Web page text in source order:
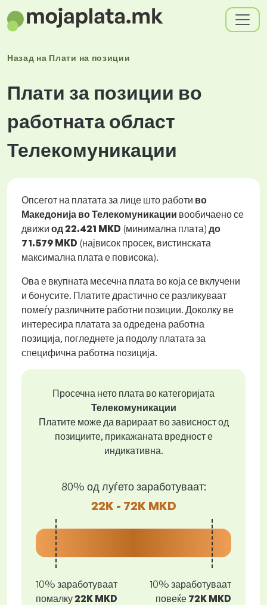
Назад на Плати на позиции
Плати за позиции во
работната област
Телекомуникации
Опсегот на платата за лице што работи во
Македонија во Телекомуникации вообичаено се
движи од22.421 MKD (минимална плата) до
71.579 MKD (највисок просек, вистинската
максимална плата е повисока).
Ова е вкупната месечна плата во која се вклучени
и бонусите. Платите драстично се разликуваат
помеѓу различните работни позиции. Доколку ве
интересира платата за одредена работна
позиција, погледнете ја подолу платата за
специфична работна позиција.
Просечна нето плата во категоријата
Телекомуникации
Платите може да варираат во зависност од
позициите, прикажаната вредност е
индикативна.
80% од луѓето заработуваат:
22K - 72K MKD
10% заработуваат
помалку22K MKD
10% заработуваат
повеќе 72K MKD